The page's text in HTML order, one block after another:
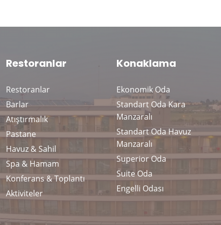
Restoranlar
Restoranlar
Barlar
Atıştırmalık
Pastane
Havuz & Sahil
Spa & Hamam
Konferans & Toplantı
Aktiviteler
Konaklama
Ekonomik Oda
Standart Oda Kara
Manzaralı
Standart Oda Havuz
Manzaralı
Superior Oda
Suite Oda
Engelli Odası